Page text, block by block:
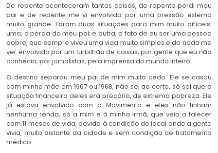
De repente aconteceram tantas coisas, de repente perdi meu
pai e de repente me vi envolvida por uma pressão externa
muito grande. Foram duas situações para mim muito difíceis:
uma, a perda do meu pai; e outra, o fato de eu ser uma pessoa
pobre, que sempre viveu uma vida muito simples e do nada me
ver envolvida por um turbilhão de coisas, por gente que eu não
conhecia, por jornalistas, pela imprensa do mundo inteiro.
O destino separou meu pai de mim muito cedo. Ele se casou
com minha mãe em 1967 ou 1968, não sei ao certo, só sei que a
situação financeira deles era precária, de extrema pobreza. Ele
já estava envolvido com o Movimento e eles não tinham
nenhuma renda, só a mim e à minha irmã, que veio a falecer
com 11 meses de vida, devida à condição do local onde a gente
vivia, muito distante da cidade e sem condição de tratamento
médico.